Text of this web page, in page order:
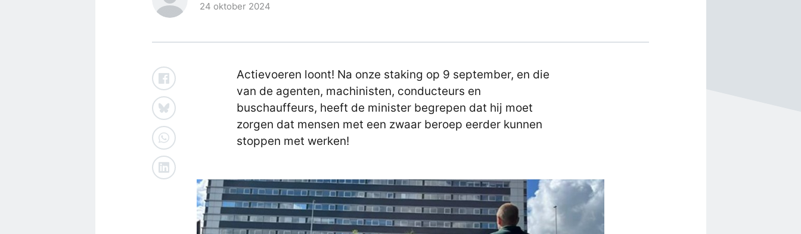
24 oktober 2024
Actievoeren loont! Na onze staking op 9 september, en die
van de agenten, machinisten, conducteurs en
buschauffeurs, heeft de minister begrepen dat hij moet
zorgen dat mensen met een zwaar beroep eerder kunnen
stoppen met werken!